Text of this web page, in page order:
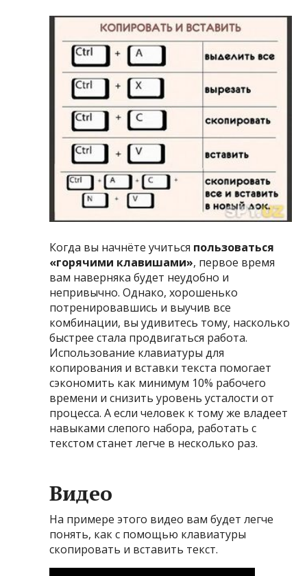
Когда вы начнёте учиться пользоваться
«горячими клавишами», первое время
вам наверняка будет неудобно и
непривычно. Однако, хорошенько
потренировавшись и выучив все
комбинации, вы удивитесь тому, насколько
быстрее стала продвигаться работа.
Использование клавиатуры для
копирования и вставки текста помогает
сэкономить как минимум 10% рабочего
времени и снизить уровень усталости от
процесса. А если человек к тому же владеет
навыками слепого набора, работать с
текстом станет легче в несколько раз.
Видео
На примере этого видео вам будет легче
понять, как с помощью клавиатуры
скопировать и вставить текст.